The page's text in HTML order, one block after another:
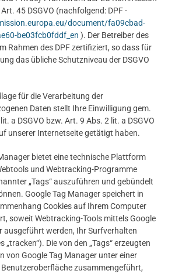
45 DSGVO (nachfolgend: DPF -
document/fa09cbad-
be03fcb0fddf_en ). Der Betreiber des
Rahmen des DPF zertifiziert, so dass für
das übliche Schutzniveau der DSGVO
für die Verarbeitung der
Daten stellt Ihre Einwilligung gem.
a DSGVO bzw. Art. 9 Abs. 2 lit. a DSGVO
unserer Internetseite getätigt haben.
bietet eine technische Plattform
und Webtracking-Programme
„Tags“ auszuführen und gebündelt
Google Tag Manager speichert in
Cookies auf Ihrem Computer
soweit Webtracking-Tools mittels Google
ausgeführt werden, Ihr Surfverhalten
„tracken“). Die von den „Tags“ erzeugten
von Google Tag Manager unter einer
zusammengeführt,